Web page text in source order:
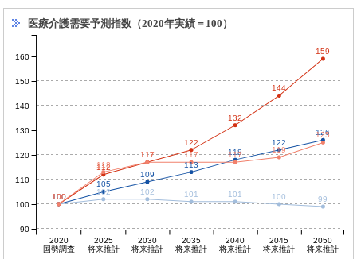
医療介護需要予測指数（2020年実績＝100）
100
105
109
113
118
122
126
100
102 102 101 101 100 99
100
112
117
122
132
144
159
100
113
117 117 117
119
125
2020
国勢調査
2025
将来推計
2030
将来推計
2035
将来推計
2040
将来推計
2045
将来推計
2050
将来推計
100
110
120
130
140
150
160
90